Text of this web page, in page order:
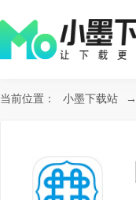
当前位置： 小墨下载站 →